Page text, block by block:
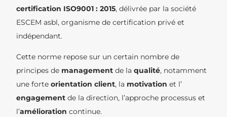
certification ISO9001 : 2015, délivrée par la société
ESCEM asbl, organisme de certification privé et
indépendant.
Cette norme repose sur un certain nombre de
principes de management de la qualité, notamment
une forte orientation client, la motivation et l’
engagement de la direction, l’approche processus et
l’amélioration continue.